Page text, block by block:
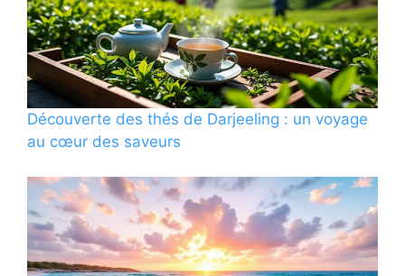
Découverte des thés de Darjeeling : un voyage
au cœur des saveurs